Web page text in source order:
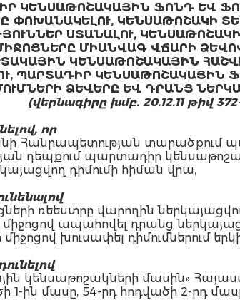
ԿԵՆՍԱԹՈՇԱԿԱՅԻՆ ՖՈՆԴ ԵՎ
ՓՈԽԱՆԱԿԵԼՈՒ, ԿԵՆՍԱԹՈՇԱԿԻ
ՍՏԱՆԱԼՈՒ,
ՄԻԱՆՎԱԳ ՎՃԱՐԻ
ԿԵՆՍԱԹՈՇԱԿԱՅԻՆ
ՊԱՐՏԱԴԻՐ ԿԵՆՍԱԹՈՇԱԿԱՅԻՆ
ՁԵՎԵՐԸ ԵՎ ԴՐԱՆՑ
(վերնագիրը խմբ. 20.12.11 թիվ
որ
Հանրապետության տարածքում
դեպքում պարտադիր
դիմումի հիման վրա,
ռեեստրը վարողին
ապահովել դրանց
միջոցով խուսափել դիմումներում
կենսաթոշակների մասին»
1-ին մասը, 54-րդ հոդվածի 2-րդ